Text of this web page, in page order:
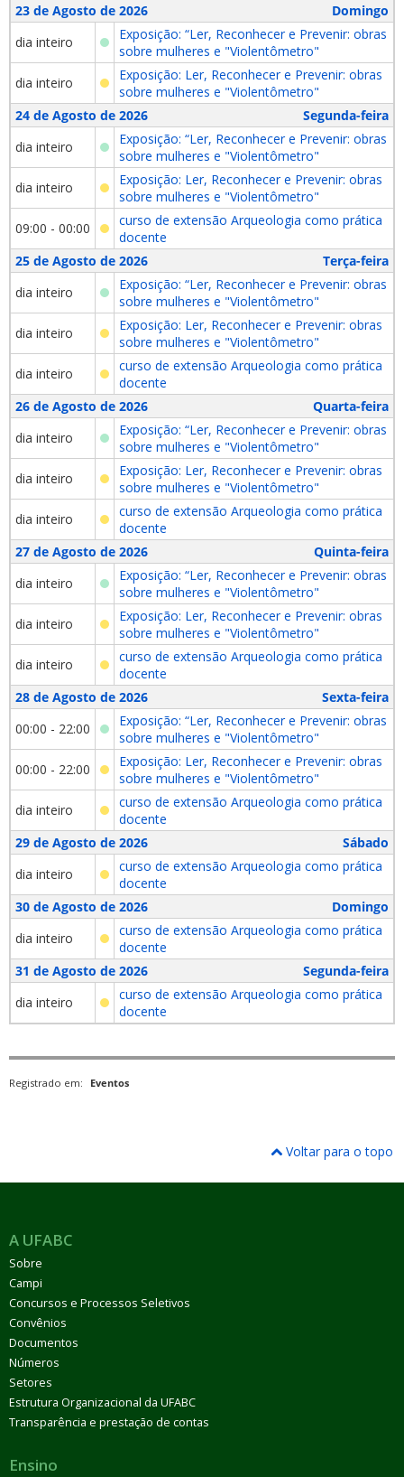
23 de Agosto de 2026
Domingo
dia inteiro
Exposição: “Ler, Reconhecer e Prevenir: obras
sobre mulheres e "Violentômetro"
dia inteiro
Exposição: Ler, Reconhecer e Prevenir: obras
sobre mulheres e "Violentômetro"
24 de Agosto de 2026
Segunda-feira
dia inteiro
Exposição: “Ler, Reconhecer e Prevenir: obras
sobre mulheres e "Violentômetro"
dia inteiro
Exposição: Ler, Reconhecer e Prevenir: obras
sobre mulheres e "Violentômetro"
09:00 - 00:00
curso de extensão Arqueologia como prática
docente
25 de Agosto de 2026
Terça-feira
dia inteiro
Exposição: “Ler, Reconhecer e Prevenir: obras
sobre mulheres e "Violentômetro"
dia inteiro
Exposição: Ler, Reconhecer e Prevenir: obras
sobre mulheres e "Violentômetro"
dia inteiro
curso de extensão Arqueologia como prática
docente
26 de Agosto de 2026
Quarta-feira
dia inteiro
Exposição: “Ler, Reconhecer e Prevenir: obras
sobre mulheres e "Violentômetro"
dia inteiro
Exposição: Ler, Reconhecer e Prevenir: obras
sobre mulheres e "Violentômetro"
dia inteiro
curso de extensão Arqueologia como prática
docente
27 de Agosto de 2026
Quinta-feira
dia inteiro
Exposição: “Ler, Reconhecer e Prevenir: obras
sobre mulheres e "Violentômetro"
dia inteiro
Exposição: Ler, Reconhecer e Prevenir: obras
sobre mulheres e "Violentômetro"
dia inteiro
curso de extensão Arqueologia como prática
docente
28 de Agosto de 2026
Sexta-feira
00:00 - 22:00
Exposição: “Ler, Reconhecer e Prevenir: obras
sobre mulheres e "Violentômetro"
00:00 - 22:00
Exposição: Ler, Reconhecer e Prevenir: obras
sobre mulheres e "Violentômetro"
dia inteiro
curso de extensão Arqueologia como prática
docente
29 de Agosto de 2026
Sábado
dia inteiro
curso de extensão Arqueologia como prática
docente
30 de Agosto de 2026
Domingo
dia inteiro
curso de extensão Arqueologia como prática
docente
31 de Agosto de 2026
Segunda-feira
dia inteiro
curso de extensão Arqueologia como prática
docente
Registrado em: Eventos
Voltar para o topo
A UFABC
Sobre
Campi
Concursos e Processos Seletivos
Convênios
Documentos
Números
Setores
Estrutura Organizacional da UFABC
Transparência e prestação de contas
Ensino